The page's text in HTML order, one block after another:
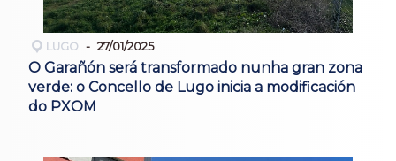
LUGO 27/01/2025
O Garañón será transformado nunha gran zona
verde: o Concello de Lugo inicia a modificación
do PXOM